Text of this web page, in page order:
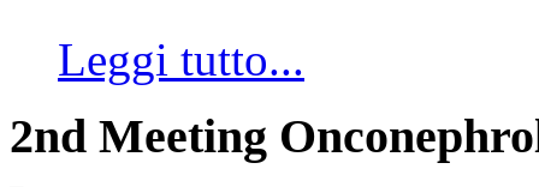
Leggi tutto...
2nd Meeting